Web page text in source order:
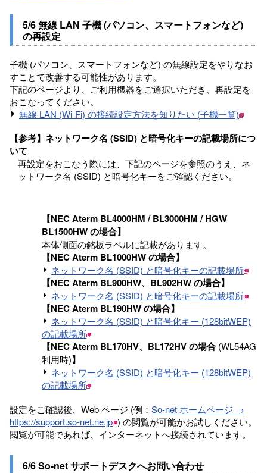
5/6 無線 LAN 子機 (パソコン、スマートフォンなど)
の再設定
子機 (パソコン、スマートフォンなど) の無線設定をやりなお
すことで改善する可能性があります。
下記のページより、ご利用機器をご選択いただき、再設定を
おこなってください。
無線 LAN (Wi-Fi) の接続設定方法を知りたい (子機一覧)
【参考】ネットワーク名 (SSID) と暗号化キーの記載場所につ
いて
再設定をおこなう際には、下記のページを参照のうえ、ネ
ットワーク名 (SSID) と暗号化キーをご確認ください。
【NEC Aterm BL4000HM / BL3000HM / HGW
BL1500HW の場合】
本体側面の銘板ラベルに記載があります。
【NEC Aterm BL1000HW の場合】
ネットワーク名 (SSID) と暗号化キーの記載場所
【NEC Aterm BL900HW、BL902HW の場合】
ネットワーク名 (SSID) と暗号化キーの記載場所
【NEC Aterm BL190HW の場合】
ネットワーク名 (SSID) と暗号化キー (128bitWEP)
の記載場所
【NEC Aterm BL170HV、BL172HV の場合 (WL54AG
利用時)】
ネットワーク名 (SSID) と暗号化キー (128bitWEP)
の記載場所
設定をご確認後、Web ページ (例： So-net ホームページ →
https://support.so-net.ne.jp ) の閲覧が可能かお試しください。
閲覧が可能であれば、インターネットへ接続されています。
6/6 So-net サポートデスクへお問い合わせ